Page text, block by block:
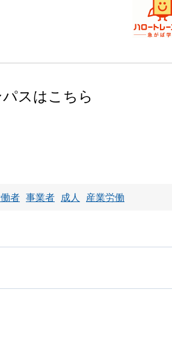
スはこちら
者 事業者 成人 産業労働